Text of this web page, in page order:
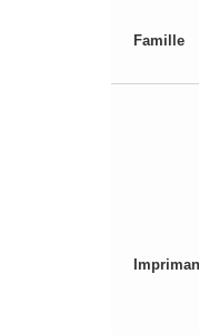
Famille